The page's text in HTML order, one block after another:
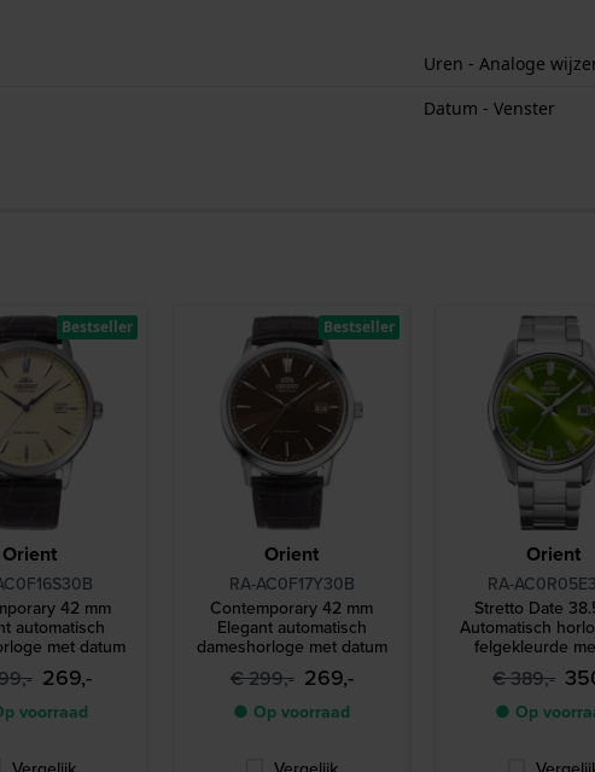
Uren - Analoge
Datum - Venster
Orient
42 mm
automatisch
met datum
269,-
voorraad
Bestseller
Orient
RA-AC0F17Y30B
Contemporary 42 mm
Elegant automatisch
dameshorloge met datum
€ 299,- 269,-
● Op voorraad
Bestseller
Orient
RA-
Stretto Date
Automatisch
felgekleurde
wijzerplaat
€ 389,-
● Op